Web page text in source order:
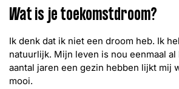
Wat is je toekomstdroom?
Ik denk dat ik niet een droom heb. Ik
natuurlijk. Mijn leven is nou eenmaal
aantal jaren een gezin hebben lijkt mij
mooi.